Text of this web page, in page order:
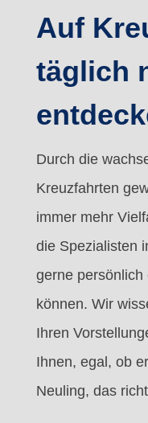
Auf
täglich
Durch die
Kreuzfahrten
immer mehr
die Spezialisten
gerne persönlich
können. Wir
Ihren
Ihnen, egal, ob
Neuling, das